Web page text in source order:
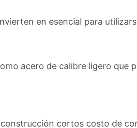
en esencial para
acero de calibre ligero que
cortos costo de